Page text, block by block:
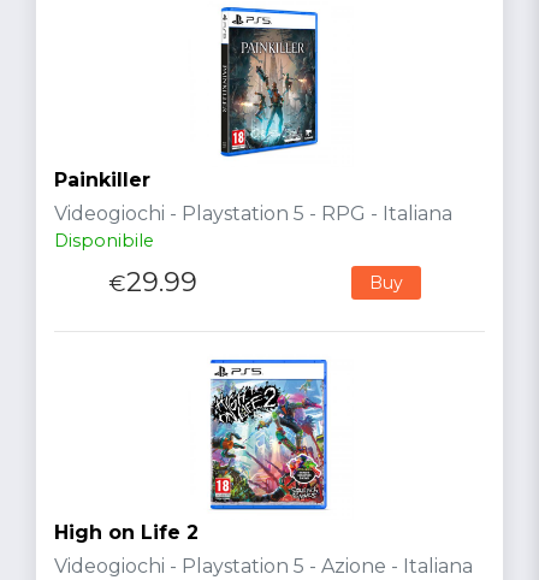
Painkiller
Videogiochi - Playstation 5 - RPG - Italiana
Disponibile
€29.99 Buy
High on Life 2
Videogiochi - Playstation 5 - Azione - Italiana